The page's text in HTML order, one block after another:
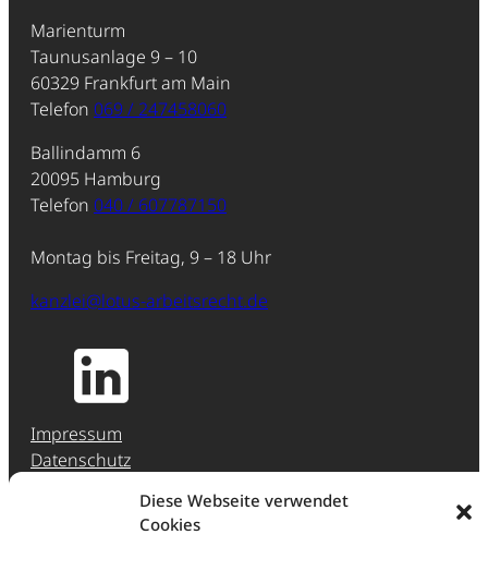
Diese Webseite verwendet
Cookies
Marienturm
Taunusanlage 9 – 10
60329 Frankfurt am Main
Telefon 069 / 247458060
Ballindamm 6
20095 Hamburg
Telefon 040 / 607787150
Montag bis Freitag, 9 – 18 Uhr
kanzlei@lotus-arbeitsrecht.de
Impressum
Datenschutz
Hinweisgeber-Meldestelle (HinSchG)